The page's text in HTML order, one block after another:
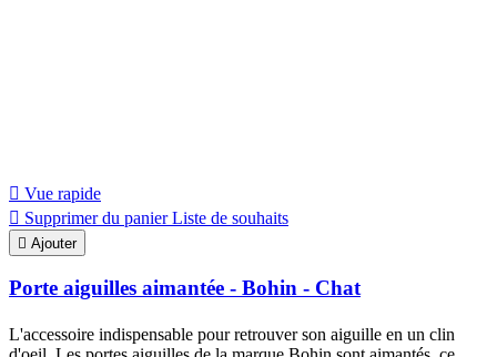
 Vue rapide
 Supprimer du panier Liste de souhaits
 Ajouter
Porte aiguilles aimantée - Bohin - Chat
L'accessoire indispensable pour retrouver son aiguille en un clin